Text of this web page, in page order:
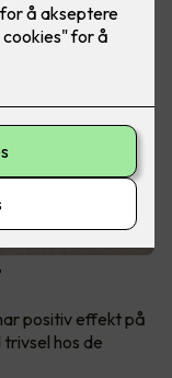
positiv effekt på
hos de